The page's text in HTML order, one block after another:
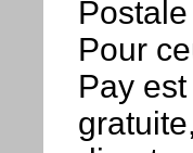
Pour
Pay